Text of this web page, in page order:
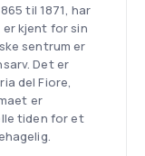
til 1871, har
er kjent for sin
sentrum er
Det er
del Fiore,
er
tiden for et